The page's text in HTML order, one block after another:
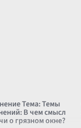
Тема: Темы
В чем смысл
о грязном окне?